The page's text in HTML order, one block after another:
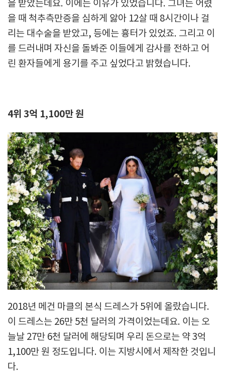
을 받았는데요. 이에는 이유가 있었습니다. 그녀는 어렸
을 때 척추측만증을 심하게 앓아 12살 때 8시간이나 걸
리는 대수술을 받았고, 등에는 흉터가 있었죠. 그리고 이
를 드러내며 자신을 돌봐준 이들에게 감사를 전하고 어
린 환자들에게 용기를 주고 싶었다고 밝혔습니다.
4위 3억 1,100만 원
2018년 메건 마클의 본식 드레스가 5위에 올랐습니다.
이 드레스는 26만 5천 달러의 가격이었는데요. 이는 오
늘날 27만 6천 달러에 해당되며 우리 돈으로는 약 3억
1,100만 원 정도입니다. 이는 지방시에서 제작한 것입니
다.